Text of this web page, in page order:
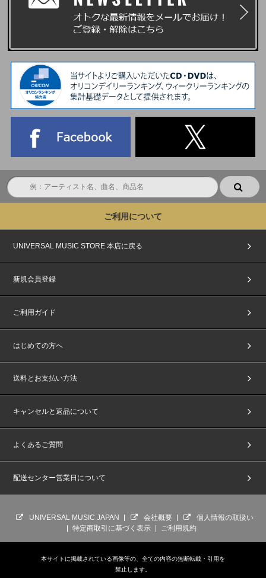
ご利用について
UNIVERSAL MUSIC STORE 本店に戻る
新規会員登録
ご利用ガイド
はじめての方へ
送料とお支払い方法
キャンセルと返品について
よくあるご質問
配送センター営業日について
UNIVERSAL MUSIC JAPAN 会社概要
個人情報の取扱い
特定商取引に基づく表示
ご利用規約
本サイトに掲載されている画像等の、全ての内容の無断転載・引用を
禁止します。